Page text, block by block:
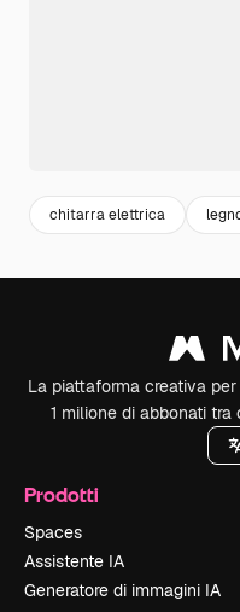
chitarra elettrica
La piattaforma creativa
1 milione di abbonati tra
Prodotti
Spaces
Assistente IA
Generatore di immagini IA